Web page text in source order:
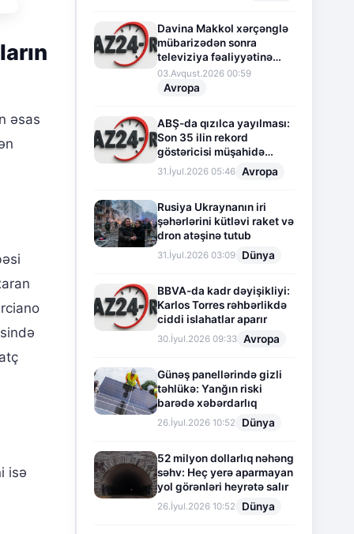
əsas
isə
Davina Makkol xərçənglə
mübarizədən sonra
televiziya fəaliyyətinə
fasilə verir
03.Avqust.2026 00:59
Avropa
ABŞ-da qızılca yayılması:
Son 35 ilin rekord
göstəricisi müşahidə
olunur
31.İyul.2026 05:46 Avropa
Rusiya Ukraynanın iri
şəhərlərini kütləvi raket və
dron atəşinə tutub
31.İyul.2026 03:09 Dünya
BBVA-da kadr dəyişikliyi:
Karlos Torres rəhbərlikdə
ciddi islahatlar aparır
30.İyul.2026 09:33 Avropa
Günəş panellərində gizli
təhlükə: Yanğın riski
barədə xəbərdarlıq
26.İyul.2026 10:52 Dünya
52 milyon dollarlıq nəhəng
səhv: Heç yerə aparmayan
yol görənləri heyrətə salır
26.İyul.2026 10:52 Dünya